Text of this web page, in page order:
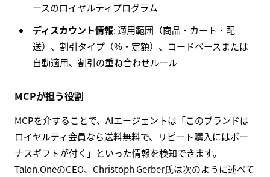
ースのロイヤルティプログラム
ディスカウント情報: 適用範囲（商品・カート・配
送）、割引タイプ（%・定額）、コードベースまたは
自動適用、割引の重ね合わせルール
MCPが担う役割
MCPを介することで、AIエージェントは「このブランドは
ロイヤルティ会員なら送料無料で、リピート購入にはボー
ナスギフトが付く」といった情報を検知できます。
Talon.OneのCEO、Christoph Gerber氏は次のように述べて